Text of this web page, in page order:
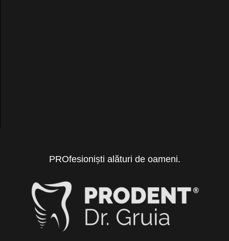
PROfesioniști alături de oameni.